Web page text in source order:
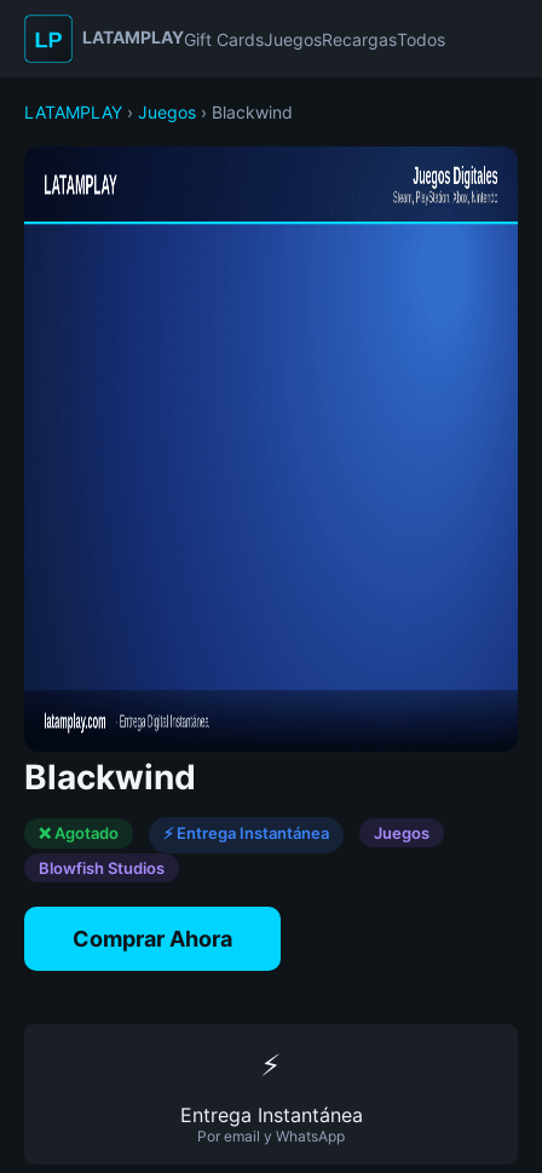
LATAMPLAYGift CardsJuegosRecargasTodos
LATAMPLAY › Juegos › Blackwind
Blackwind
❌ Agotado ⚡ Entrega Instantánea
Juegos
Blowfish Studios
Comprar Ahora
⚡
Entrega Instantánea
Por email y WhatsApp